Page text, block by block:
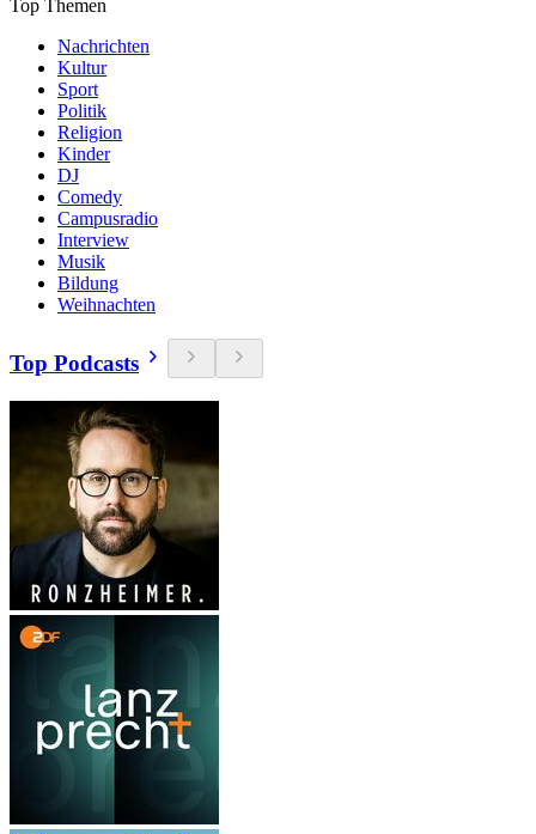
Top Themen
Nachrichten
Kultur
Sport
Politik
Religion
Kinder
DJ
Comedy
Campusradio
Interview
Musik
Bildung
Weihnachten
Top Podcasts